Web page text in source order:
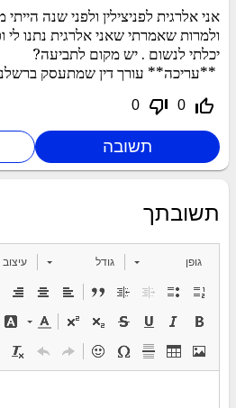
אני אלרגית לפניצילין ולפני שנה
ולמרות שאמרתי שאני אלרגית נתנו
יכלתי לנשום . יש מקום לתביעה?
**עריכה** עורך דין שמתעסק
thumb_up_off_alt
0
thumb_down_off_alt
0
תשובתך
גופן גודל עיצוב